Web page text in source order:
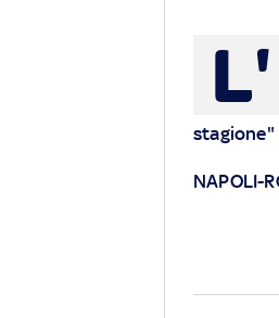
L'
stagione"
NAPOLI-